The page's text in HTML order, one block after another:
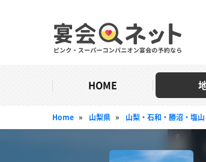
HOME
Home » 山梨県 » 山梨・石和・勝沼・塩山